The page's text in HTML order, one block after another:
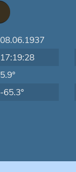
08.06.1937
17:19:28
5.9°
-65.3°